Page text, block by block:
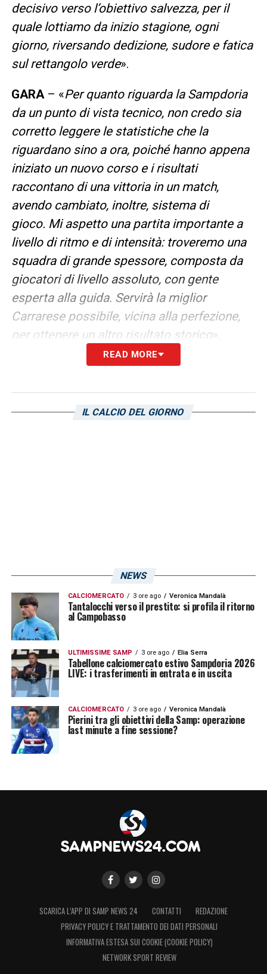
decisivo verso l’obiettivo salvezza, per il
quale lottiamo da inizio stagione, ogni
giorno, riversando dedizione, sudore e fatica
sul rettangolo verde».
GARA– «Per quanto riguarda la Sampdoria
da un punto di vista tecnico, non credo sia
corretto leggere le statistiche che la
riguardano sino a ora, poiché hanno appena
iniziato un nuovo corso e i risultati
raccontano di una vittoria in un match,
avendo cambiato, inoltre, sistema di
gioco. Mi aspetto una partita importante a
livello di ritmo e di intensità: troveremo una
squadra di grande spessore, composta da
giocatori di livello assoluto, con gente
esperta alla guida. Servirà la miglior
Carrarese possibile, vicina alla perfezione,
per ottenere un altro risultato storico».
CONDIZIONI SQUADRA– «Non aver giocato
rientrati da Palermo, insieme allo staff
squadra sta bene e, come avrete visto,
convocati, nonostante ancora non ci siano
certezze sul suo eventuale impiego
LA PLAYLIST DELLE NOSTRE TOP NEWS
READ MORE
IL CALCIO DEL GIORNO
NEWS
CALCIOMERCATO 3 ore ago Veronica Mandalà
Tantalocchi verso il prestito: si profila il ritorno
al Campobasso
ULTIMISSIME SAMP 3 ore ago Elia Serra
Tabellone calciomercato estivo Sampdoria 2026
LIVE: i trasferimenti in entrata e in uscita
CALCIOMERCATO 3 ore ago Veronica Mandalà
Pierini tra gli obiettivi della Samp: operazione
last minute a fine sessione?
SCARICA L’APP DI SAMP NEWS 24 CONTATTI
REDAZIONE
PRIVACY POLICY E TRATTAMENTO DEI DATI PERSONALI
INFORMATIVA ESTESA SUI COOKIE (COOKIE POLICY)
NETWORK SPORT REVIEW